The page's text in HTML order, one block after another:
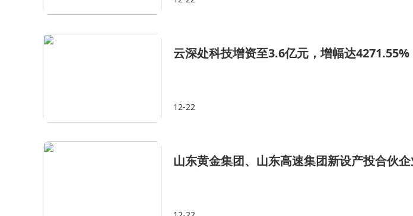
云深处科技增资至3.6亿元，增幅达4271.55%
12-22
山东黄金集团、山东高速集团新设产投合伙